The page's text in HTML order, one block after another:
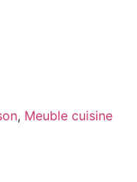
, Meuble cuisine